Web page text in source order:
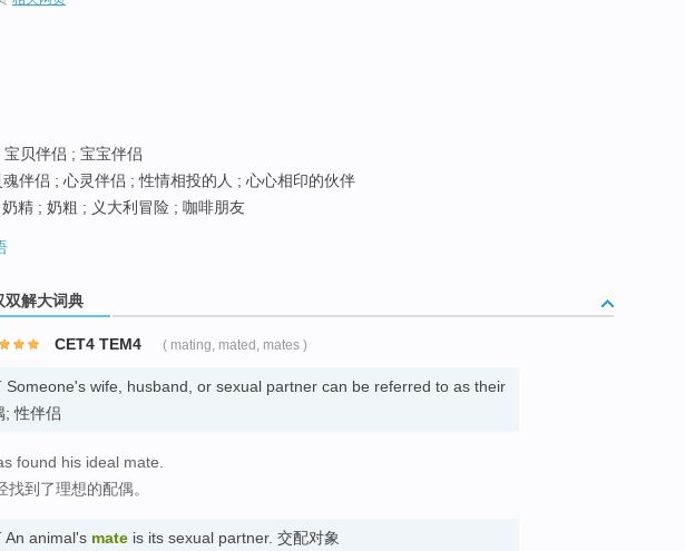
宝贝伴侣 ; 宝宝伴侣
魂伴侣 ; 心灵伴侣 ; 性情相投的人 ; 心心相印的伙伴
奶精 ; 奶粗 ; 义大利冒险 ; 咖啡朋友
双解大词典
CET4 TEM4 ( mating, mated, mates )
Someone's wife, husband, or sexual partner can be referred to as their
; 性伴侣
found his ideal mate.
找到了理想的配偶。
An animal's mate is its sexual partner. 交配对象